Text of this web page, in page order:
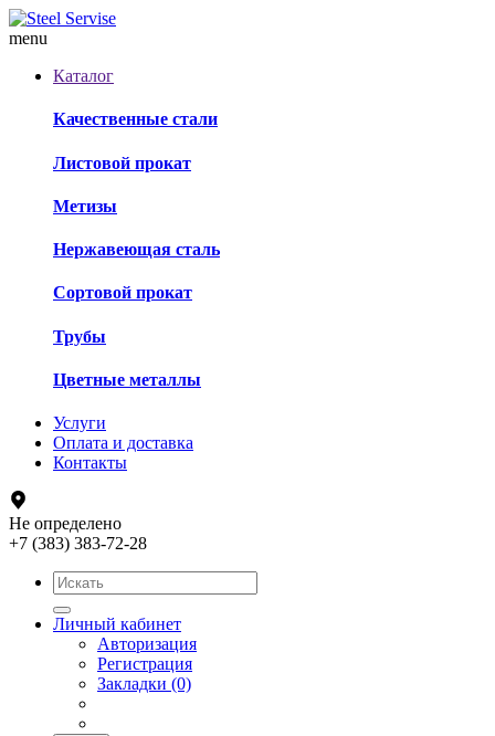
menu
Каталог
Качественные стали
Листовой прокат
Метизы
Нержавеющая сталь
Сортовой прокат
Трубы
Цветные металлы
Услуги
Оплата и доставка
Контакты
Не определено
+7 (383) 383-72-28
Личный кабинет
Авторизация
Регистрация
Закладки (0)